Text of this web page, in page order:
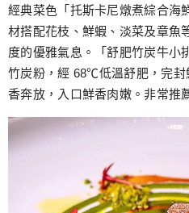
經典菜色「托斯卡尼燉煮綜合海
材搭配花枝、鮮蝦、淡菜及章魚
度的優雅氣息。「舒肥竹炭牛小
竹炭粉，經 68℃低溫舒肥，完封
香奔放，入口鮮香肉嫩。非常推